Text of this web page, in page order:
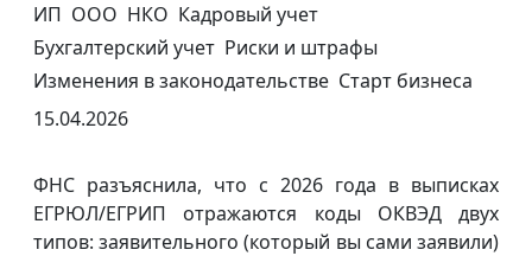
ИП ООО НКО Кадровый учет
Бухгалтерский учет Риски и штрафы
Изменения в законодательстве Старт бизнеса
15.04.2026
ФНС разъяснила, что с 2026 года в выписках
ЕГРЮЛ/ЕГРИП отражаются коды ОКВЭД двух
типов: заявительного (который вы сами заявили)